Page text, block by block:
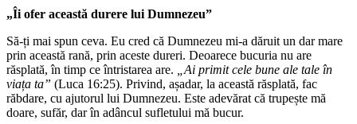
„Îi ofer această durere lui Dumnezeu”
Să-ți mai spun ceva. Eu cred că Dumnezeu mi-a dăruit un dar mare
prin această rană, prin aceste dureri. Deoarece bucuria nu are
răsplată, în timp ce întristarea are. „Ai primit cele bune ale tale în
viața ta” (Luca 16:25). Privind, așadar, la această răsplată, fac
răbdare, cu ajutorul lui Dumnezeu. Este adevărat că trupește mă
doare, sufăr, dar în adâncul sufletului mă bucur.